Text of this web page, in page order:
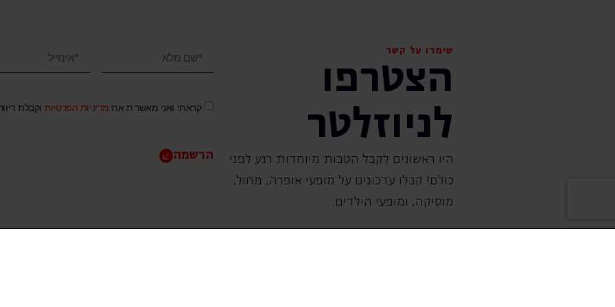
שימרו על קשר
הצטרפו
לניוזלטר
היו ראשונים לקבל הטבות מיוחדות רגע לפני
כולם! קבלו עדכונים על מופעי אופרה, ‏מחול,
‏מוסיקה, ומופעי הילדים.
קראתי ואני מאשר.ת את מדיניות הפרטיות וקבלת
הרשמה